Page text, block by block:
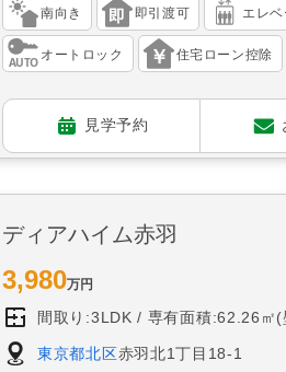
南向き 即引渡可 エレ
オートロック 住宅ローン控除
見学予約
ディアハイム赤羽
3,980万円
間取り:3LDK 専有面積:62.26㎡(
東京都北区赤羽北1丁目18-1